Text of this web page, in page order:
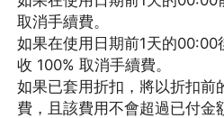
取消手續費。
如果在使用日期前1天的00:00
收 100% 取消手續費。
如果已套用折扣，將以折扣前
費，且該費用不會超過已付金